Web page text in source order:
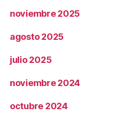
noviembre 2025
agosto 2025
julio 2025
noviembre 2024
octubre 2024